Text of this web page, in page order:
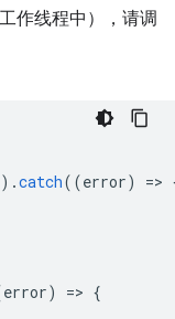
作线程中），请调
).catch((error) =>
error) => {